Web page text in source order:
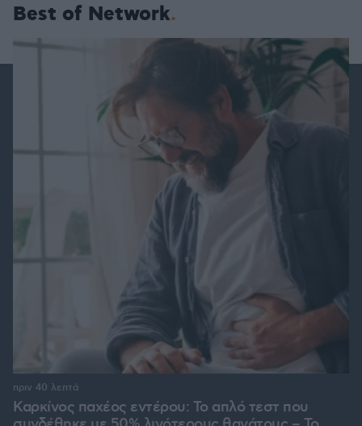
Best of Network
Καρκίνος παχέος εντέρου: Το απλό τεστ που
πριν 40 λεπτά